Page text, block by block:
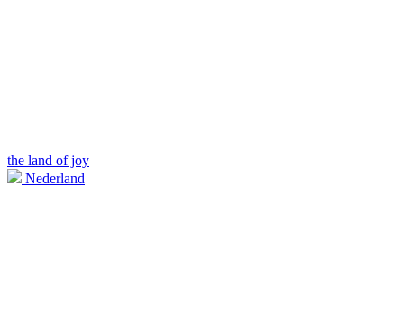
the land of joy
Nederland